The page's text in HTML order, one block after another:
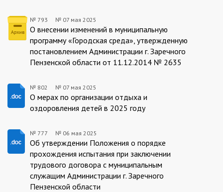
793/07.05.2025
№ 793 № 07 мая 2025
О внесении изменений в муниципальную
программу «Городская среда», утвержденную
постановлением Администрации г. Заречного
Пензенской области от 11.12.2014 № 2635
802/07.05.2025
№ 802 № 07 мая 2025
О мерах по организации отдыха и
оздоровления детей в 2025 году
777/06.05.2025
№ 777 № 06 мая 2025
Об утверждении Положения о порядке
прохождения испытания при заключении
трудового договора с муниципальным
служащим Администрации г. Заречного
Пензенской области